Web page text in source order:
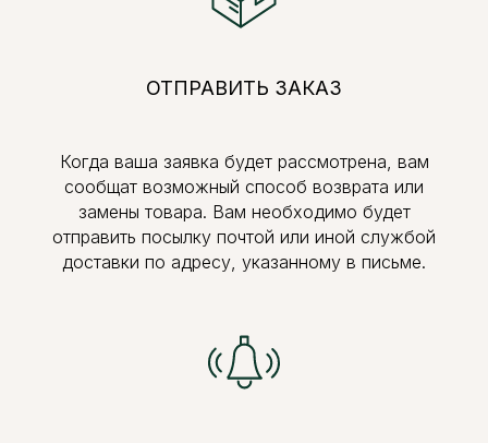
ОТПРАВИТЬ ЗАКАЗ
Когда ваша заявка будет рассмотрена, вам
сообщат возможный способ возврата или
замены товара. Вам необходимо будет
отправить посылку почтой или иной службой
доставки по адресу, указанному в письме.